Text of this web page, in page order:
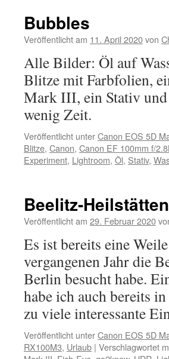
Bubbles
Veröffentlicht am 11. April 2020von
Alle Bilder: Öl auf
Blitze mit Farbfolien,
Mark III, ein Stativ
wenig Zeit.
Veröffentlicht unterCanon EOS 5D
Blitze, Canon, Canon EF 100mm f/
Experiment, Lightroom, Öl, Stativ,
Beelitz-
Veröffentlicht am 29. Februar 2020
Es ist bereits eine
vergangenen Jahr die
Berlin besucht habe.
habe ich auch bereits
zu viele interessante
Veröffentlicht unterCanon EOS 5D
RX100M3, Urlaub | Verschlagwortet